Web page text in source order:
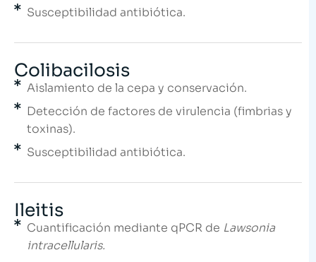
Susceptibilidad antibiótica.
Colibacilosis
Aislamiento de la cepa y conservación.
Detección de factores de virulencia (fimbrias y
toxinas).
Susceptibilidad antibiótica.
Ileitis
Cuantificación mediante qPCR de Lawsonia
intracellularis.